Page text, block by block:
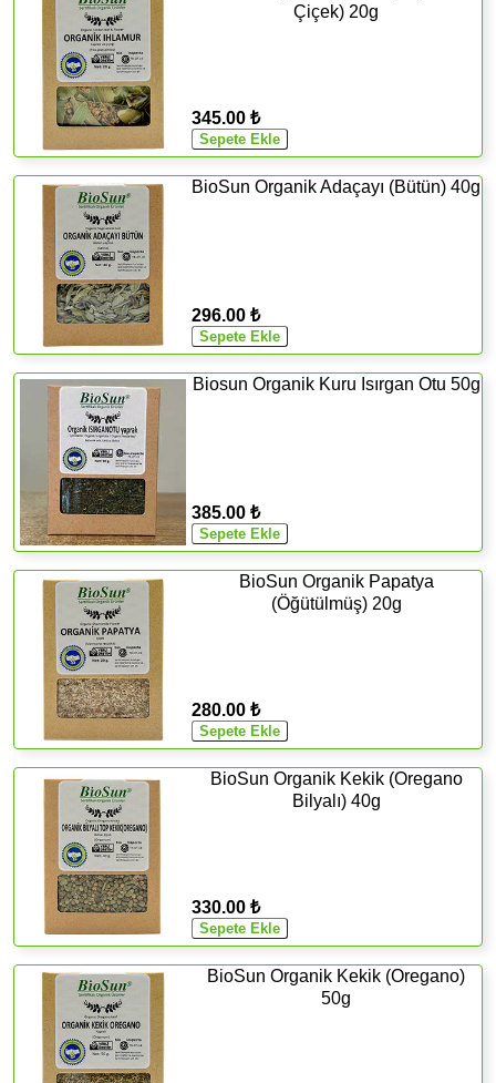
Çiçek) 20g
345.00 ₺
BioSun Organik Adaçayı (Bütün) 40g
296.00 ₺
Biosun Organik Kuru Isırgan Otu 50g
385.00 ₺
BioSun Organik Papatya
(Öğütülmüş) 20g
280.00 ₺
BioSun Organik Kekik (Oregano
Bilyalı) 40g
330.00 ₺
BioSun Organik Kekik (Oregano)
50g